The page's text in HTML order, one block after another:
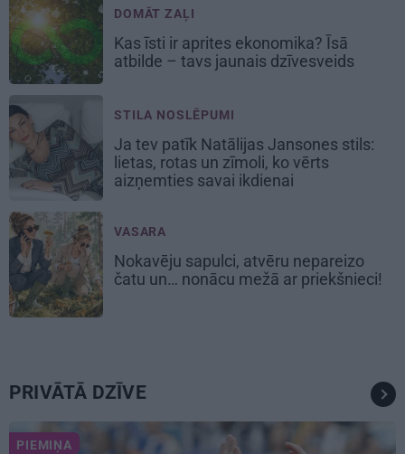
DOMĀT ZAĻI
Kas īsti ir aprites ekonomika? Īsā
atbilde – tavs jaunais dzīvesveids
STILA NOSLĒPUMI
Ja tev patīk Natālijas Jansones stils:
lietas, rotas un zīmoli, ko vērts
aizņemties savai ikdienai
VASARA
Nokavēju sapulci, atvēru nepareizo
čatu un… nonācu mežā ar priekšnieci!
PRIVĀTĀ DZĪVE
PIEMIŅA